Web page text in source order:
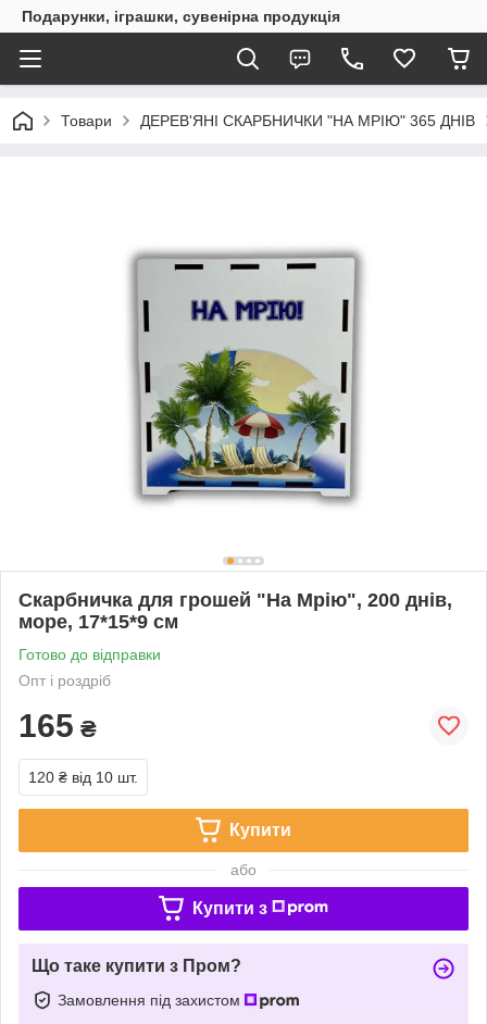
Подарунки, іграшки, сувенірна продукція
Товари ДЕРЕВ'ЯНІ СКАРБНИЧКИ "НА МРІЮ" 365 ДНІВ
Скарбничка для грошей "На Мрію", 200 днів,
море, 17*15*9 см
Готово до відправки
Опт і роздріб
165 ₴
120 ₴ від 10 шт.
Купити
або
Купити з
Що таке купити з Пром?
Замовлення під захистом